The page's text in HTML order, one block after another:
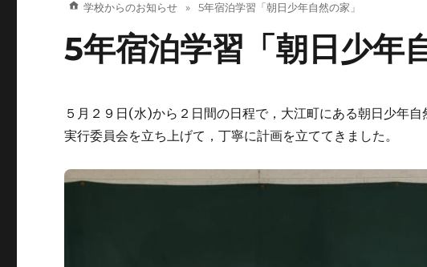
学校からのお知らせ 5年宿泊学習「朝日少年自然の家」
5年宿泊学習「朝日少年
５月２９日(水)から２日間の日程で，大江町にある朝日少年
実行委員会を立ち上げて，丁寧に計画を立ててきました。